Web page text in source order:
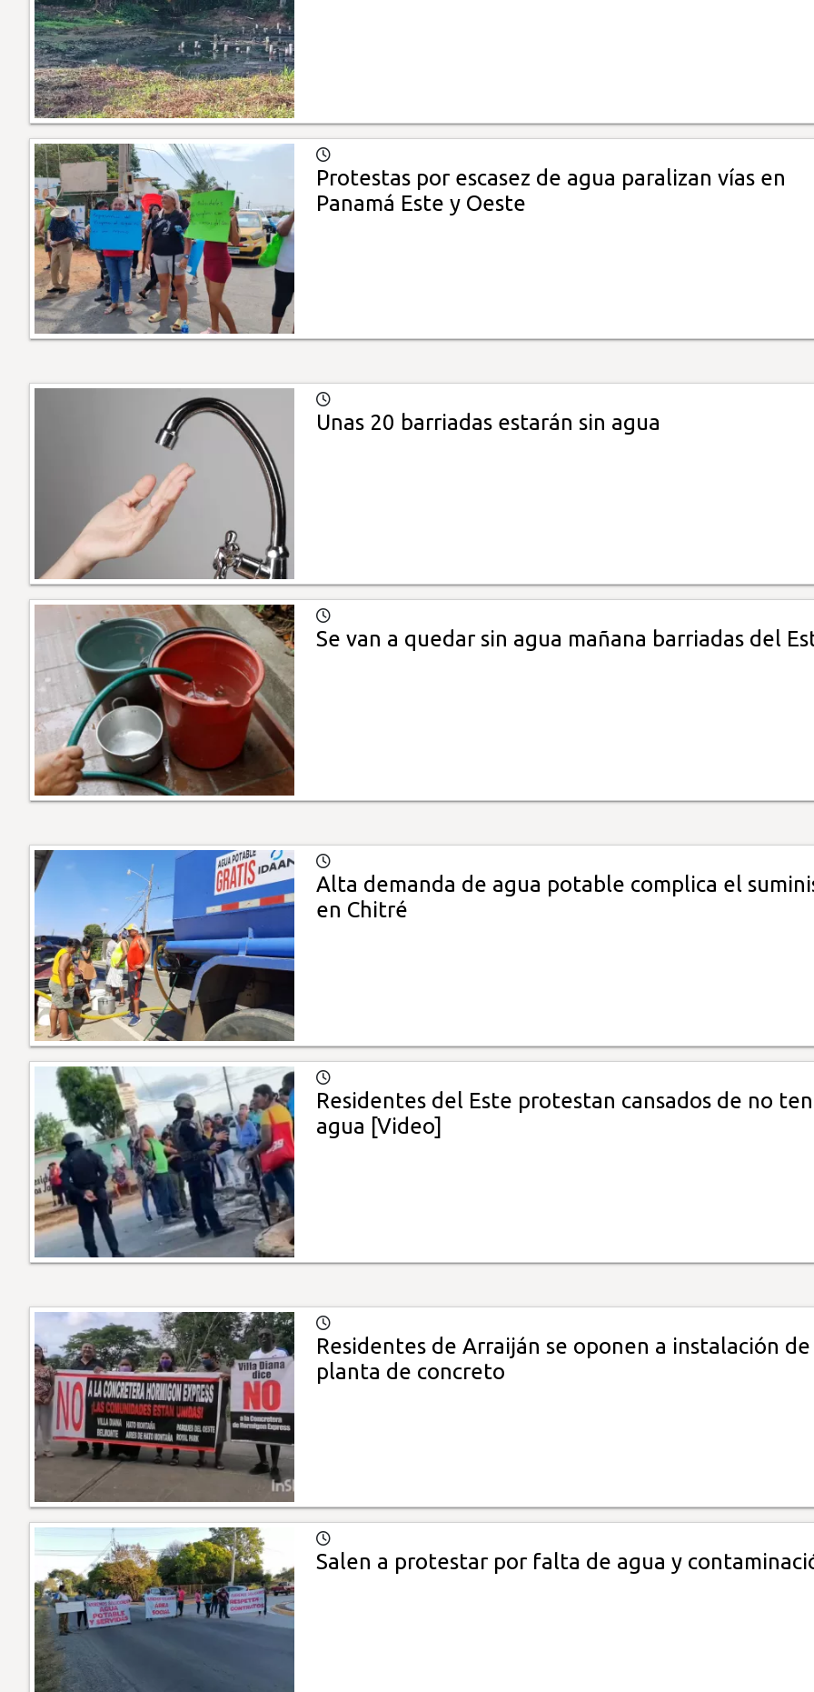
Protestas por escasez de agua paralizan vías en
Panamá Este y Oeste
Unas 20 barriadas estarán sin agua
Se van a quedar sin agua mañana barriadas del
Alta demanda de agua potable complica el
en Chitré
Residentes del Este protestan cansados de no
agua [Video]
Residentes de Arraiján se oponen a instalación de
planta de concreto
Salen a protestar por falta de agua y